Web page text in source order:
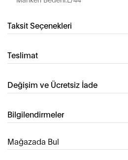
Taksit Seçenekleri
Teslimat
Değişim ve Ücretsiz İade
Bilgilendirmeler
Mağazada Bul